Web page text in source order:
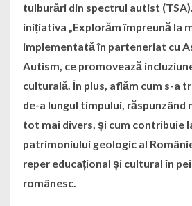
tulburări din spectrul autist
inițiativa „Explorăm împreună la
implementată în parteneriat cu
Autism, ce promovează
culturală. În plus, aflăm cum s-a
de-a lungul timpului, răspunzând
tot mai divers, și cum contribuie
patrimoniului geologic al
reper educațional și cultural în
românesc.